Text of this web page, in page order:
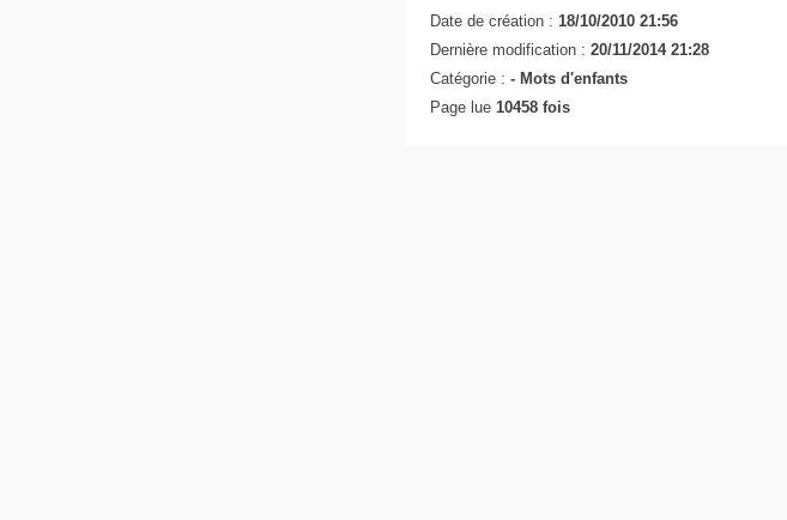
Date de création : 18/10/2010 21:56
Dernière modification : 20/11/2014 21:28
Catégorie : - Mots d'enfants
Page lue 10458 fois